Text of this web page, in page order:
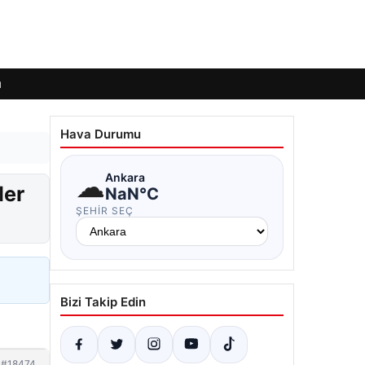
Hava Durumu
☁Ankara
NaN°C
ŞEHIR SEÇ
Bizi Takip Edin